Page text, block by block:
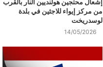
إشعال محتجين هولنديين النار بالقرب
من مركز إيواء للاجئين في بلدة
لوسدريخت
14/05/2026